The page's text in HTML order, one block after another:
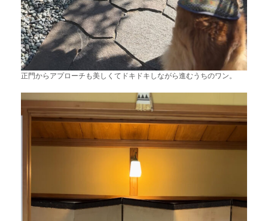
正門からアプローチも美しくてドキドキしながら進むうちのワン。